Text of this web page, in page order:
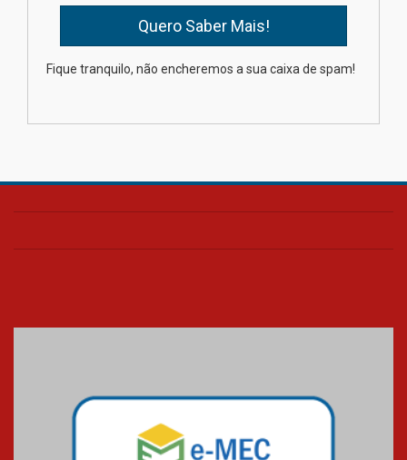
Oncologista do HUEM ressalta
importância da prevenção e
diagnóstico precoce do câncer
de pulmão
Fique tranquilo, não encheremos a sua caixa de spam!